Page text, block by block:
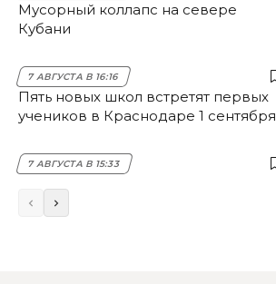
Мусорный коллапс на севере
Кубани
7 АВГУСТА В 16:16
Пять новых школ встретят первых
учеников в Краснодаре 1 сентября
7 АВГУСТА В 15:33